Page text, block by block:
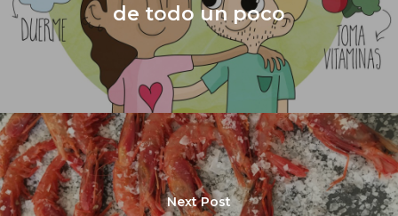
de todo un poco
Next Post